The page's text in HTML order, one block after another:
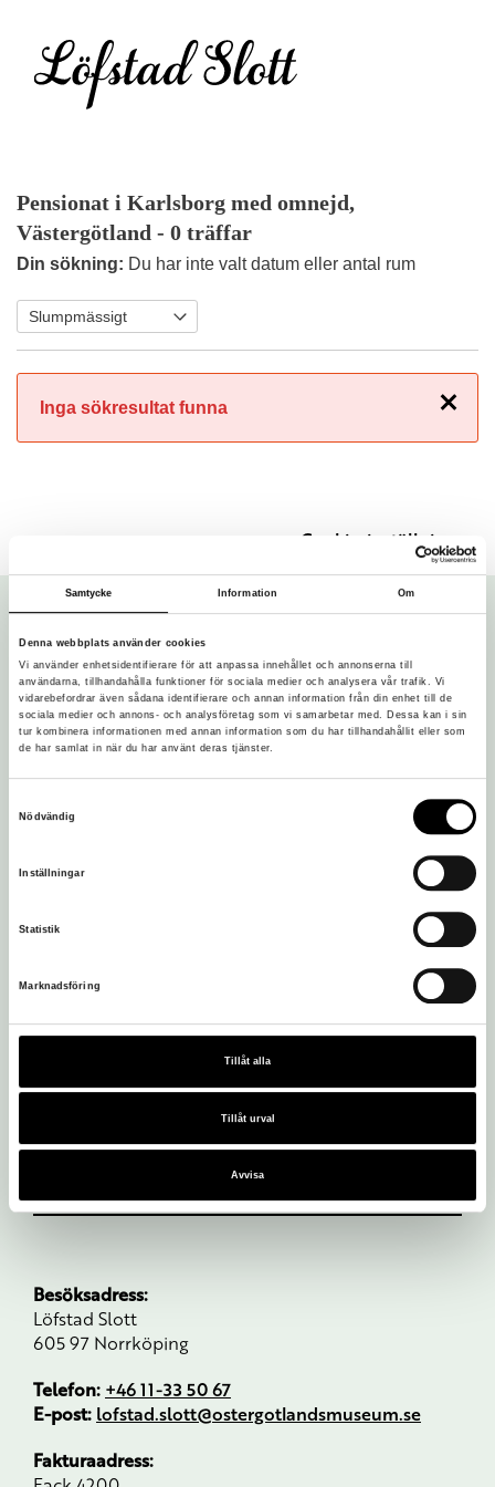
Samtycke Information Om
Denna webbplats använder cookies
Vi använder enhetsidentifierare för att anpassa innehållet och annonserna till
användarna, tillhandahålla funktioner för sociala medier och analysera vår trafik. Vi
vidarebefordrar även sådana identifierare och annan information från din enhet till de
sociala medier och annons- och analysföretag som vi samarbetar med. Dessa kan i sin
tur kombinera informationen med annan information som du har tillhandahållit eller som
de har samlat in när du har använt deras tjänster.
Nödvändig
Inställningar
Statistik
Marknadsföring
Tillåt alla
Tillåt urval
Avvisa
Pensionat i Karlsborg med omnejd,
Västergötland - 0 träffar
Din sökning: Du har inte valt datum eller antal rum
Stäng
Inga sökresultat funna
Cookie-inställningar
Vi är en del av Östergötlands museum:
Besöksadress:
Löfstad Slott
605 97 Norrköping
Telefon: +46 11-33 50 67
E-post: lofstad.slott@ostergotlandsmuseum.se
Fakturaadress: